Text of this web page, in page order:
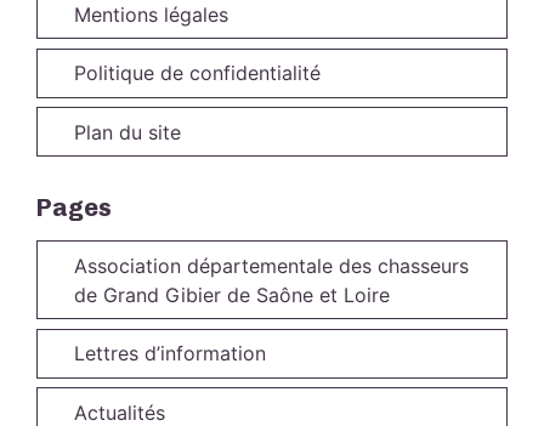
Mentions légales
Politique de confidentialité
Plan du site
Pages
Association départementale des chasseurs
de Grand Gibier de Saône et Loire
Lettres d’information
Actualités